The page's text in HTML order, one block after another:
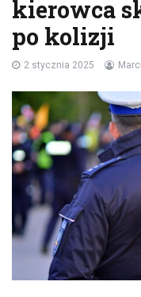
kierowca
po kolizji
2 stycznia 2025